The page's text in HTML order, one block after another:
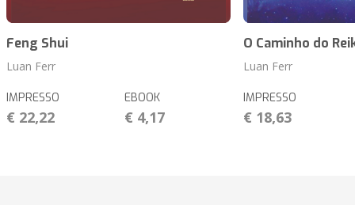
Feng Shui
Luan Ferr
IMPRESSO
€ 22,22
EBOOK
€ 4,17
O Caminho do
Luan Ferr
IMPRESSO
€ 18,63